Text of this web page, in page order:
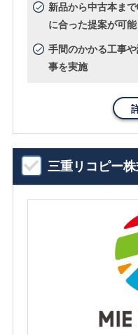
新品から中古本ま
に合った提案が可能
手間のかかる工事
事を実施
三重リコピー